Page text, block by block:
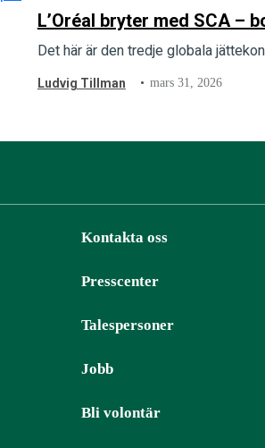
L’Oréal bryter med SCA –
Det här är den tredje globala
Ludvig Tillman mars 31, 2026
Kontakta oss
Presscenter
Talespersoner
Jobb
Bli volontär